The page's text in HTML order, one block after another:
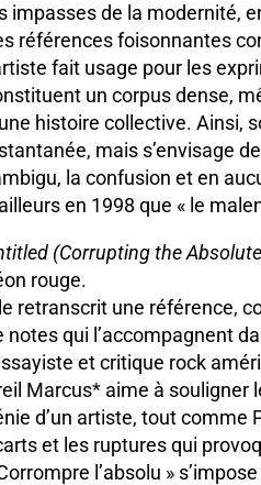
impasses de la modernité,
références foisonnantes
fait usage pour les
un corpus dense,
histoire collective. Ainsi,
mais s’envisage
la confusion et en
en 1998 que « le
(Corrupting the
rouge.
retranscrit une référence,
notes qui l’accompagnent
et critique rock
Marcus* aime à souligner
d’un artiste, tout comme
et les ruptures qui
l’absolu »